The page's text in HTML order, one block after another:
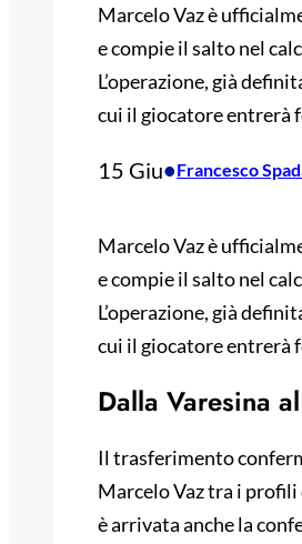
Marcelo Vaz è
e compie il salto nel
L’operazione, già
cui il giocatore entrerà
15 Giu•Francesco
Marcelo Vaz è
e compie il salto nel
L’operazione, già
cui il giocatore entrerà
Dalla Varesina
Il trasferimento
Marcelo Vaz tra i profili
è arrivata anche la